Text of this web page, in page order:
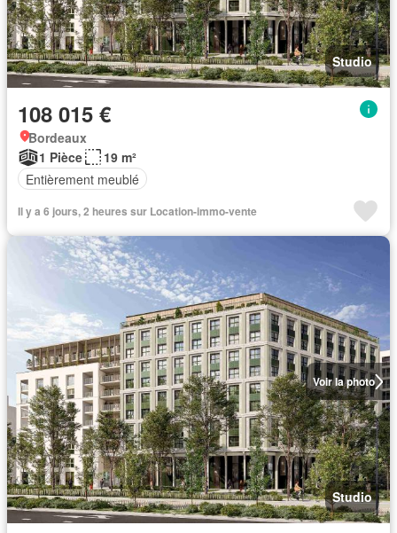
Studio
108 015 €
Bordeaux
1 Pièce
19 m²
Entièrement meublé
Il y a 6 jours, 2 heures sur Location-immo-vente
Voir la photo
Studio